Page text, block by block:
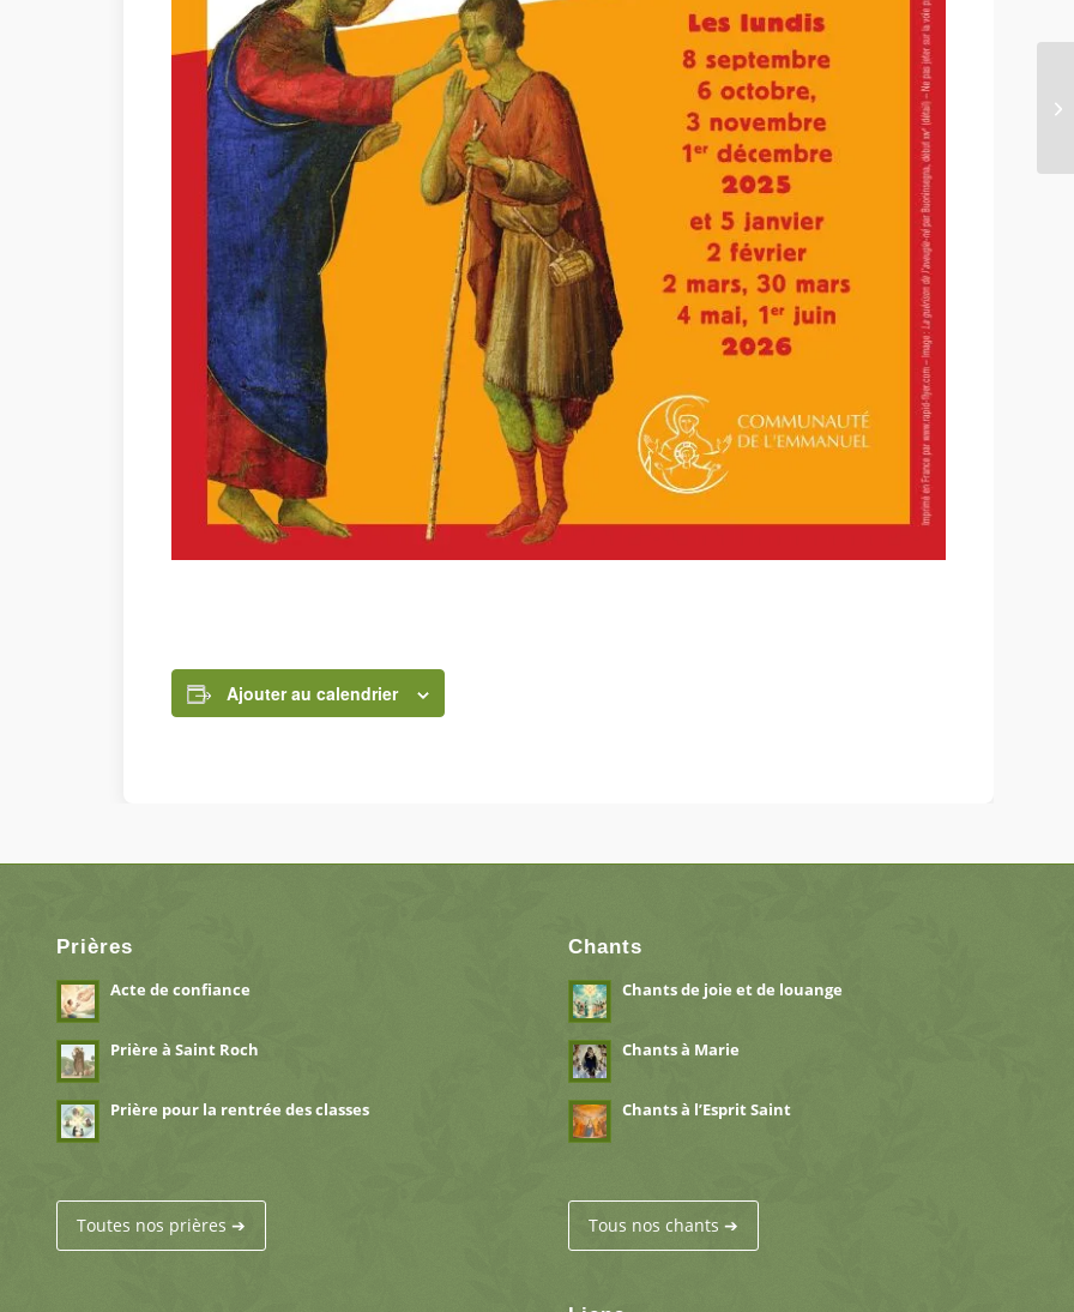
Ajouter au calendrier
Prières
Acte de confiance
Prière à Saint Roch
Prière pour la rentrée des classes
Toutes nos prières ➔
Chants
Chants de joie et de louange
Chants à Marie
Chants à l’Esprit Saint
Tous nos chants ➔